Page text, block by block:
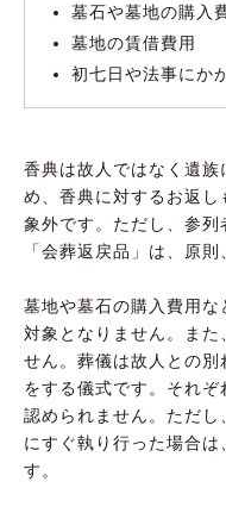
墓石や墓地の購入
墓地の賃借費用
初七日や法事にか
香典は故人ではなく遺
め、香典に対するお返
象外です。ただし、参
「会葬返戻品」は、原
墓地や墓石の購入費用
対象となりません。また
せん。葬儀は故人との
をする儀式です。それ
認められません。ただ
にすぐ執り行った場合
す。